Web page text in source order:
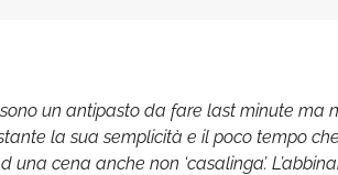
un antipasto da fare last minute ma
la sua semplicità e il poco tempo
cena anche non ‘casalinga’.